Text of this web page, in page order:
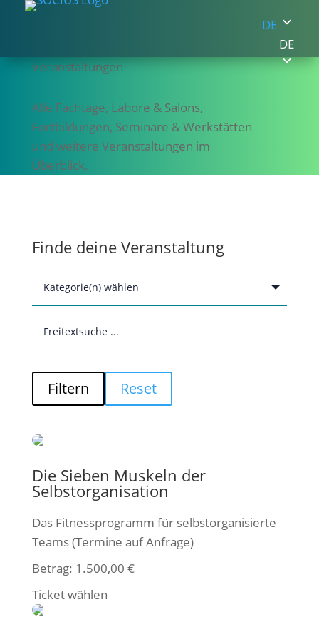
DE
DE
Veranstaltungen
Alle Fachtage, Labore & Salons,
Fortbildungen, Seminare & Werkstätten
und weitere Veranstaltungen im
Überblick.
Finde deine Veranstaltung
Filtern Reset
Die Sieben Muskeln der
Selbstorganisation
Das Fitnessprogramm für selbstorganisierte
Teams (Termine auf Anfrage)
Betrag: 1.500,00 €
Ticket wählen